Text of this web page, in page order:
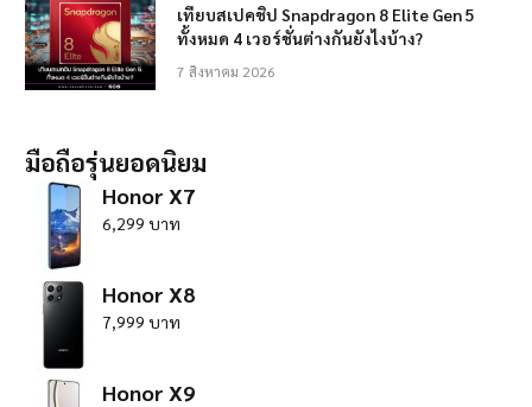
เทียบสเปคชิป Snapdragon 8 Elite Gen 5
ทั้งหมด 4 เวอร์ชั่นต่างกันยังไงบ้าง?
7 สิงหาคม 2026
มือถือรุ่นยอดนิยม
Honor X7
6,299 บาท
Honor X8
7,999 บาท
Honor X9